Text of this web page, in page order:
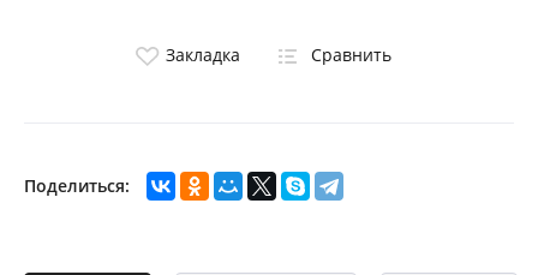
Закладка Сравнить
Поделиться: